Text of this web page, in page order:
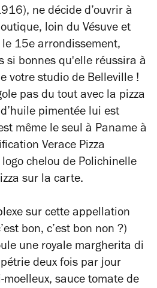
ne décide d’ouvrir à
loin du Vésuve et
15e arrondissement,
si bonnes qu'elle réussira à
votre studio de Belleville !
pas du tout avec la pizza
pimentée lui est
même le seul à Paname à
Verace Pizza
logo chelou de Polichinelle
sur la carte.
sur cette appellation
bon, c’est bon non ?)
une royale margherita di
deux fois par jour
sauce tomate de